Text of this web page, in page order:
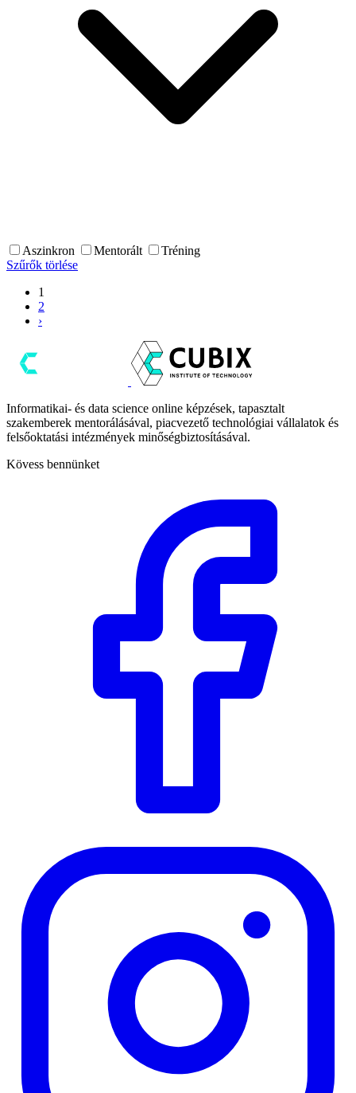
Aszinkron Mentorált
Tréning
Szűrők törlése
1
2
›
Informatikai- és data science online képzések, tapasztalt
szakemberek mentorálásával, piacvezető technológiai vállalatok és
felsőoktatási intézmények minőségbiztosításával.
Kövess bennünket